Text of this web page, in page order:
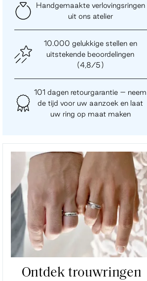
Handgemaakte verlovingsringen
uit ons atelier
10.000 gelukkige stellen en
uitstekende beoordelingen
(4,8/5)
101 dagen retourgarantie – neem
de tijd voor uw aanzoek en laat
uw ring op maat maken
Ontdek trouwringen